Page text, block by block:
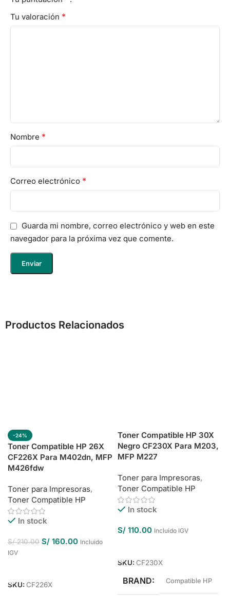
Tu valoración *
Nombre *
Correo electrónico *
Guarda mi nombre, correo electrónico y web en este
navegador para la próxima vez que comente.
Productos Relacionados
-24%
Toner Compatible HP 26X
CF226X Para M402dn, MFP
M426fdw
Toner para Impresoras,
Toner Compatible HP
In stock
S/210.00 S/ 160.00 Incluido
IGV
SKU: CF226X
Toner Compatible HP 30X
Negro CF230X Para M203,
MFP M227
Toner para Impresoras,
Toner Compatible HP
In stock
S/ 110.00 Incluido IGV
SKU: CF230X
BRAND Compatible HP